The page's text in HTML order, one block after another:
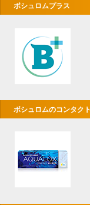
ボシュロムプラス
ボシュロムのコンタク